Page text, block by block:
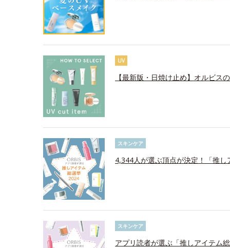
UV
【最新版・日焼け止め】オルビス
スキンケア
4,344人が選ぶ頂点が決定！「推
スキンケア
アプリ読者が選ぶ「推しアイテム